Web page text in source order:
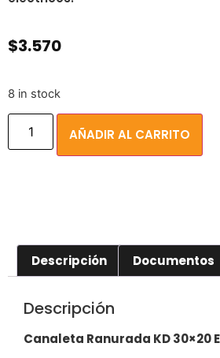
$3.570
8 in stock
AÑADIR AL CARRITO
Descripción Documentos
Descripción
Canaleta Ranurada KD 30×20